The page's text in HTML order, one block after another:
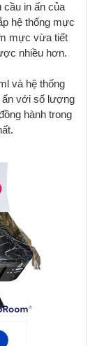
cầu in ấn của
hệ thống mực
mực vừa tiết
nhiều hơn.
và hệ thống
ấn với số lượng
hành trong